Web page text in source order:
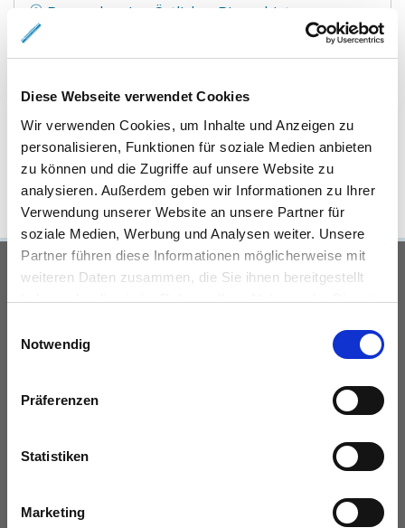
Diese Webseite verwendet Cookies
Wir verwenden Cookies, um Inhalte und Anzeigen zu
personalisieren, Funktionen für soziale Medien anbieten
zu können und die Zugriffe auf unsere Website zu
analysieren. Außerdem geben wir Informationen zu Ihrer
Verwendung unserer Website an unsere Partner für
soziale Medien, Werbung und Analysen weiter. Unsere
Partner führen diese Informationen möglicherweise mit
weiteren Daten zusammen, die Sie ihnen bereitgestellt
haben oder die sie im Rahmen Ihrer Nutzung der Dienste
Notwendig
Präferenzen
Statistiken
Marketing
Braunschweig - Östliches Ringgebiet
Eigentumswohnung und Hinterhaus mit 3 kleinen
Wohnungen im Östlichen Ringgebiet
Renditeobjekt
217 m²
FLÄCHE
UNSERE PARTNER &
AUSZEICHNUNGEN
KONTAKT